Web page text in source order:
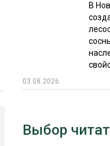
В
03.08.2026
Выбор